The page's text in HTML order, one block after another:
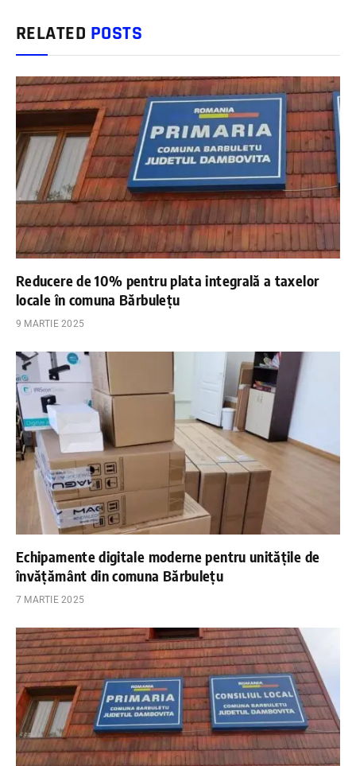
RELATED POSTS
Reducere de 10% pentru plata integrală a taxelor
locale în comuna Bărbulețu
9 MARTIE 2025
Echipamente digitale moderne pentru unitățile de
învățământ din comuna Bărbulețu
7 MARTIE 2025